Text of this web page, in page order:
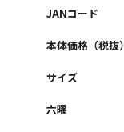
JANコード
本体価格（税抜）
サイズ
六曜